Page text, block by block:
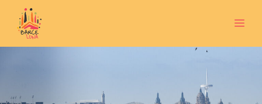
contenu